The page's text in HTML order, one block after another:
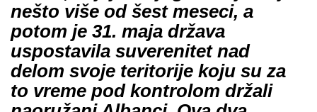
nešto više od šest meseci, a
potom je 31. maja država
uspostavila suverenitet nad
delom svoje teritorije koju su za
to vreme pod kontrolom držali